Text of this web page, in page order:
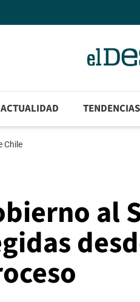
ACTUALIDAD TENDENCIAS
Chile
al